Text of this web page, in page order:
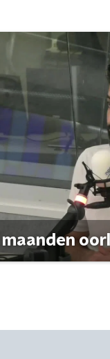
maanden